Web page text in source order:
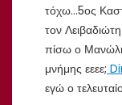
τόχω…5ος
τον
πίσω ο
μνήμης εεεε;
εγώ ο